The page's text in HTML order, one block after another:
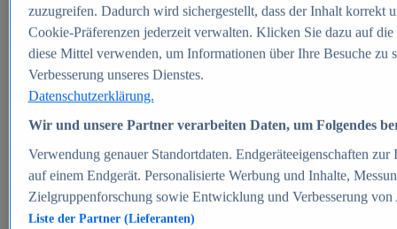
Zum Report
E-commerce
Beliebte Statistiken
Aktuelle Statistiken
E-Commerce - Entwicklung des Umsatzes in
Deutschland 1999-2025
Umsatz von Amazon in Deutschland und weltweit
2010-2025
B2C-E-Commerce: Top-50 Online Shops in
Deutschland 2024
Marktanteile von Online-Zahlungsverfahren in
Deutschland 2024
Umsatzstarke Warengruppen im Online-Handel in
Deutschland 2023-2025
zuzugreifen. Dadurch wird sichergestellt, dass der Inhalt korrekt
Cookie-Präferenzen jederzeit verwalten. Klicken Sie dazu auf
diese Mittel verwenden, um Informationen über Ihre Besuche
Verbesserung unseres Dienstes.
Datenschutzerklärung.
Wir und unsere Partner verarbeiten Daten, um Folgendes
Verwendung genauer Standortdaten. Endgeräteeigenschaften
auf einem Endgerät. Personalisierte Werbung und Inhalte,
Zielgruppenforschung sowie Entwicklung und Verbesserung von
Liste der Partner (Lieferanten)